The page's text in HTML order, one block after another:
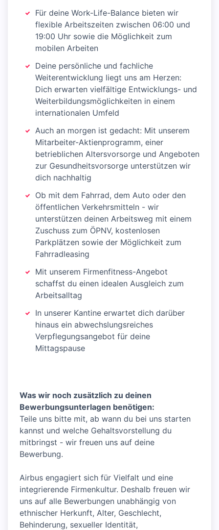
Für deine Work-Life-Balance bieten wir
flexible Arbeitszeiten zwischen 06:00 und
19:00 Uhr sowie die Möglichkeit zum
mobilen Arbeiten
Deine persönliche und fachliche
Weiterentwicklung liegt uns am Herzen:
Dich erwarten vielfältige Entwicklungs- und
Weiterbildungsmöglichkeiten in einem
internationalen Umfeld
Auch an morgen ist gedacht: Mit unserem
Mitarbeiter-Aktienprogramm, einer
betrieblichen Altersvorsorge und Angeboten
zur Gesundheitsvorsorge unterstützen wir
dich nachhaltig
Ob mit dem Fahrrad, dem Auto oder den
öffentlichen Verkehrsmitteln - wir
unterstützen deinen Arbeitsweg mit einem
Zuschuss zum ÖPNV, kostenlosen
Parkplätzen sowie der Möglichkeit zum
Fahrradleasing
Mit unserem Firmenfitness-Angebot
schaffst du einen idealen Ausgleich zum
Arbeitsalltag
In unserer Kantine erwartet dich darüber
hinaus ein abwechslungsreiches
Verpflegungsangebot für deine
Mittagspause
Was wir noch zusätzlich zu deinen
Bewerbungsunterlagen benötigen:
Teile uns bitte mit, ab wann du bei uns starten
kannst und welche Gehaltsvorstellung du
mitbringst - wir freuen uns auf deine
Bewerbung.
Airbus engagiert sich für Vielfalt und eine
integrierende Firmenkultur. Deshalb freuen wir
uns auf alle Bewerbungen unabhängig von
ethnischer Herkunft, Alter, Geschlecht,
Behinderung, sexueller Identität,